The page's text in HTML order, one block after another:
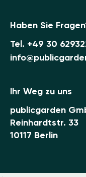
Haben Sie
Tel. +49 30
Ihr Weg zu uns
publicgarden
Reinhardtstr. 33
10117 Berlin